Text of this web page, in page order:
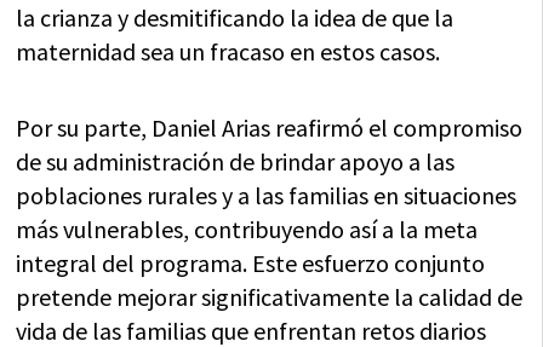
la crianza y desmitificando la idea de que la
maternidad sea un fracaso en estos casos.
Por su parte, Daniel Arias reafirmó el compromiso
de su administración de brindar apoyo a las
poblaciones rurales y a las familias en situaciones
más vulnerables, contribuyendo así a la meta
integral del programa. Este esfuerzo conjunto
pretende mejorar significativamente la calidad de
vida de las familias que enfrentan retos diarios